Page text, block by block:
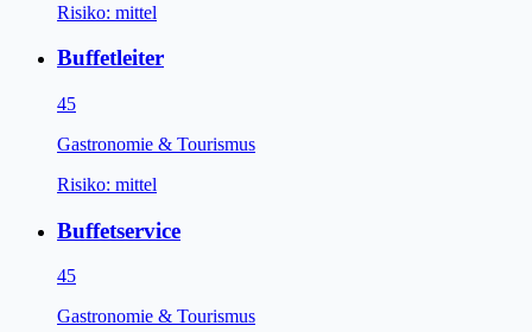
Risiko: mittel
Buffetleiter
45
Gastronomie & Tourismus
Risiko: mittel
Buffetservice
45
Gastronomie & Tourismus